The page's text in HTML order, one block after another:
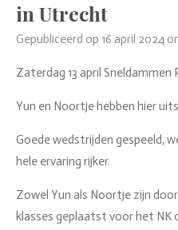
in Utrecht
Gepubliceerd op 16 april 2024
Zaterdag 13 april Sneldammen
Yun en Noortje hebben hier
Goede wedstrijden gespeeld,
hele ervaring rijker.
Zowel Yun als Noortje zijn
klasses geplaatst voor het NK